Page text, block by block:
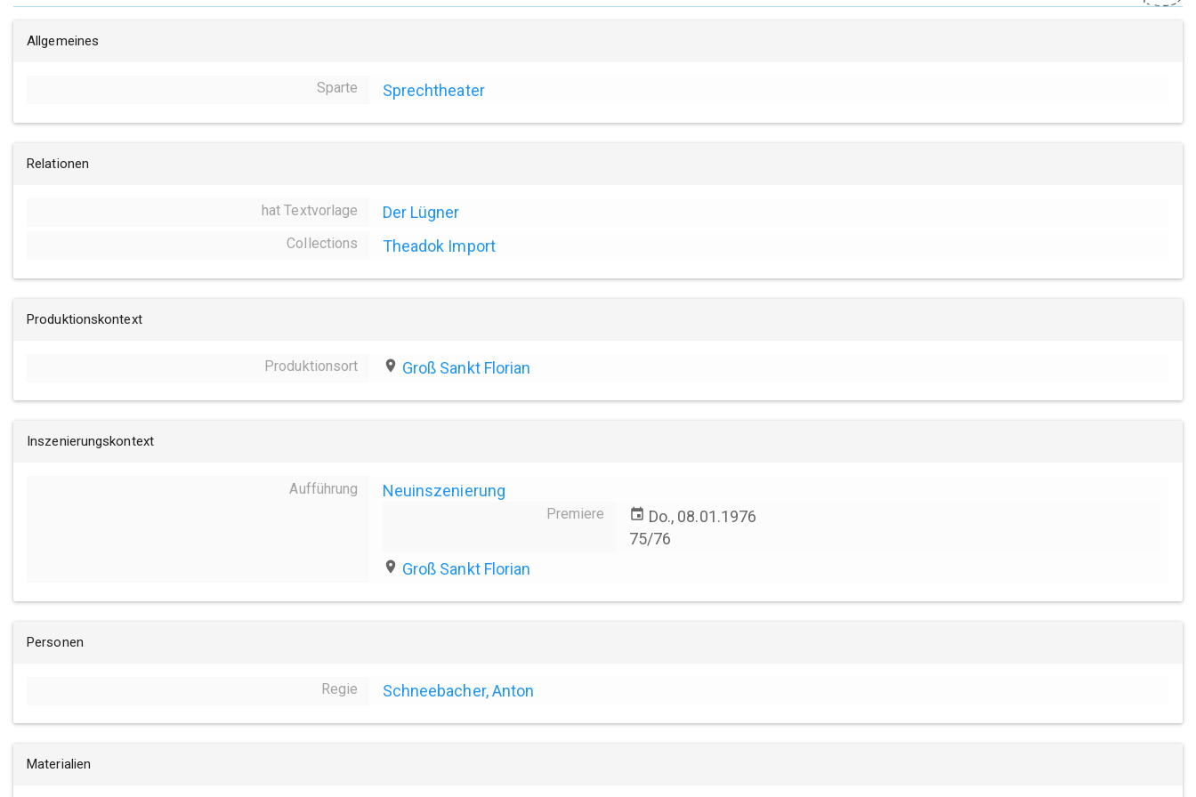
Allgemeines
Sparte Sprechtheater
Relationen
hat Textvorlage Der Lügner
Collections Theadok Import
Produktionskontext
Produktionsort place Groß Sankt Florian
Inszenierungskontext
Aufführung Neuinszenierung
Premiere event Do., 08.01.1976
75/76
place Groß Sankt Florian
Personen
Regie Schneebacher, Anton
Materialien